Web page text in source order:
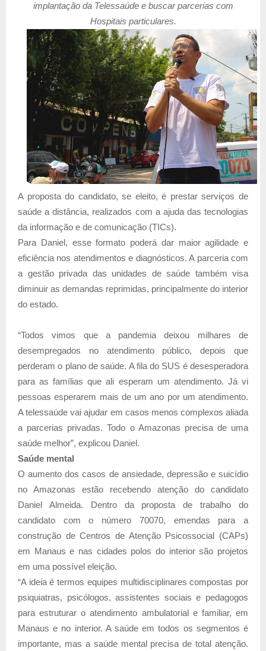
implantação da Telessaúde e buscar parcerias com
Hospitais particulares.
A proposta do candidato, se eleito, é prestar serviços de
saúde a distância, realizados com a ajuda das tecnologias
da informação e de comunicação (TICs).
Para Daniel, esse formato poderá dar maior agilidade e
eficiência nos atendimentos e diagnósticos. A parceria com
a gestão privada das unidades de saúde também visa
diminuir as demandas reprimidas, principalmente do interior
do estado.
“Todos vimos que a pandemia deixou milhares de
desempregados no atendimento público, depois que
perderam o plano de saúde. A fila do SUS é desesperadora
para as famílias que ali esperam um atendimento. Já vi
pessoas esperarem mais de um ano por um atendimento.
A telessaúde vai ajudar em casos menos complexos aliada
a parcerias privadas. Todo o Amazonas precisa de uma
saúde melhor”, explicou Daniel.
Saúde mental
O aumento dos casos de ansiedade, depressão e suicídio
no Amazonas estão recebendo atenção do candidato
Daniel Almeida. Dentro da proposta de trabalho do
candidato com o número 70070, emendas para a
construção de Centros de Atenção Psicossocial (CAPs)
em Manaus e nas cidades polos do interior são projetos
em uma possível eleição.
“A ideia é termos equipes multidisciplinares compostas por
psiquiatras, psicólogos, assistentes sociais e pedagogos
para estruturar o atendimento ambulatorial e familiar, em
Manaus e no interior. A saúde em todos os segmentos é
importante, mas a saúde mental precisa de total atenção.